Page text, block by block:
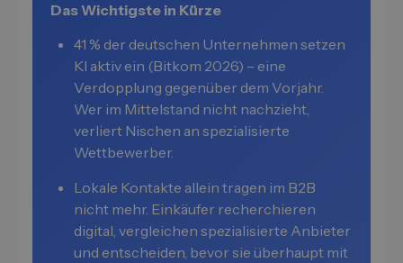
Das Wichtigste in Kürze
41 % der deutschen Unternehmen setzen
KI aktiv ein (Bitkom 2026) – eine
Verdopplung gegenüber dem Vorjahr.
Wer im Mittelstand nicht nachzieht,
verliert Nischen an spezialisierte
Wettbewerber.
Lokale Kontakte allein tragen im B2B
nicht mehr. Einkäufer recherchieren
digital, vergleichen spezialisierte Anbieter
und entscheiden, bevor sie überhaupt mit